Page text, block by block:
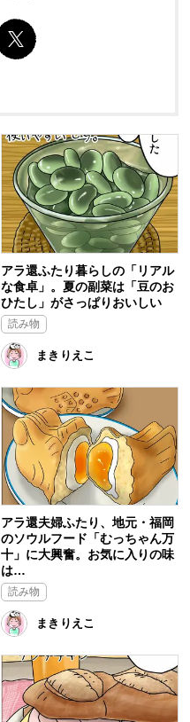
アラ還ふたり暮らしの「リアル
な食卓」。夏の副菜は「豆のお
ひたし」がさっぱりおいしい
読み物
まきりえこ
アラ還夫婦ふたり、地元・福岡
のソウルフード「むっちゃん万
十」に大興奮。お気に入りの味
は…
読み物
まきりえこ